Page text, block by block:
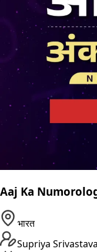
Aaj Ka
भारत
Supriya Srivastava